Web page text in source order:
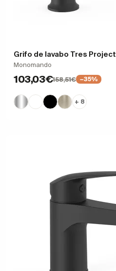
Grifo de lavabo Tres Project
Monomando
103,03€158,51€ −35%
+ 8